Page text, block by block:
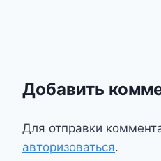
Добавить
Для отправки
авторизоваться.